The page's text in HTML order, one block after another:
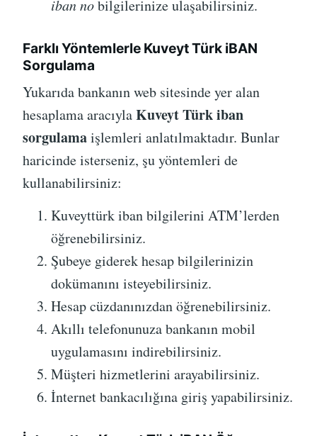
iban nobilgilerinize ulaşabilirsiniz.
Farklı Yöntemlerle Kuveyt Türk iBAN
Sorgulama
Yukarıda bankanın web sitesinde yer alan
hesaplama aracıylaKuveyt Türk iban
sorgulamaişlemleri anlatılmaktadır. Bunlar
haricinde isterseniz, şu yöntemleri de
kullanabilirsiniz:
Kuveyttürk iban bilgilerini ATM’lerden
öğrenebilirsiniz.
Şubeye giderek hesap bilgilerinizin
dokümanını isteyebilirsiniz.
Hesap cüzdanınızdan öğrenebilirsiniz.
Akıllı telefonunuza bankanın mobil
uygulamasını indirebilirsiniz.
Müşteri hizmetlerini arayabilirsiniz.
İnternet bankacılığına giriş yapabilirsiniz.